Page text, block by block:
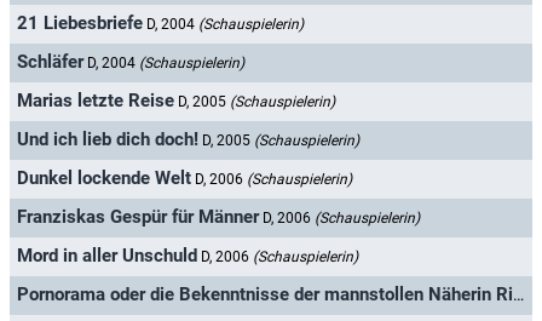
21 Liebesbriefe D, 2004 (Schauspielerin)
Schläfer D, 2004 (Schauspielerin)
Marias letzte Reise D, 2005 (Schauspielerin)
Und ich lieb dich doch! D, 2005 (Schauspielerin)
Dunkel lockende Welt D, 2006 (Schauspielerin)
Franziskas Gespür für Männer D, 2006 (Schauspielerin)
Mord in aller Unschuld D, 2006 (Schauspielerin)
Pornorama oder die Bekenntnisse der mannstollen Näherin Rita Brauchts